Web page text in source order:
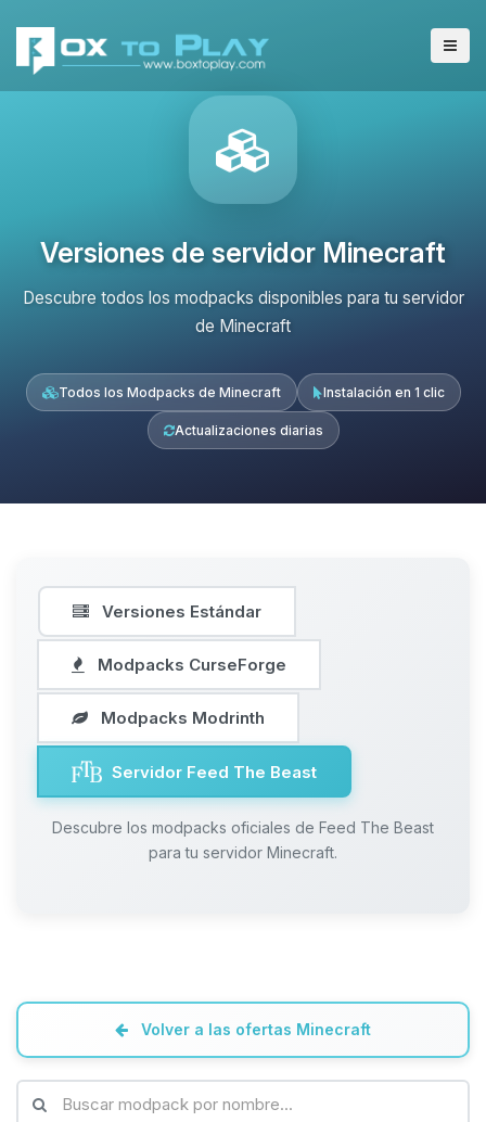
Versiones de servidor Minecraft
Descubre todos los modpacks disponibles para tu servidor
de Minecraft
Todos los Modpacks de Minecraft Instalación en 1 clic
Actualizaciones diarias
Versiones Estándar
Modpacks CurseForge
Modpacks Modrinth
Servidor Feed The Beast
Descubre los modpacks oficiales de Feed The Beast
para tu servidor Minecraft.
Volver a las ofertas Minecraft